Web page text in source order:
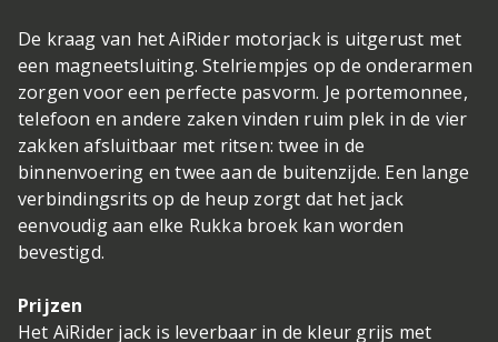
De kraag van het AiRider motorjack is uitgerust met
een magneetsluiting. Stelriempjes op de onderarmen
zorgen voor een perfecte pasvorm. Je portemonnee,
telefoon en andere zaken vinden ruim plek in de vier
zakken afsluitbaar met ritsen: twee in de
binnenvoering en twee aan de buitenzijde. Een lange
verbindingsrits op de heup zorgt dat het jack
eenvoudig aan elke Rukka broek kan worden
bevestigd.
Prijzen
Het AiRider jack is leverbaar in de kleur grijs met